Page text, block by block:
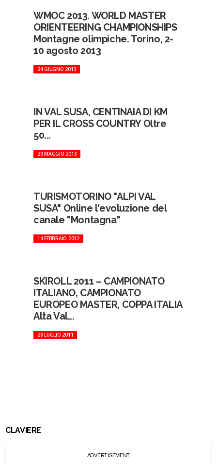
WMOC 2013. WORLD MASTER
ORIENTEERING CHAMPIONSHIPS
Montagne olimpiche. Torino, 2-
10 agosto 2013
24 GIUGNO 2013
IN VAL SUSA, CENTINAIA DI KM
PER IL CROSS COUNTRY Oltre
50...
29 MAGGIO 2013
TURISMOTORINO "ALPI VAL
SUSA" Online l'evoluzione del
canale "Montagna"
14 FEBBRAIO 2012
SKIROLL 2011 – CAMPIONATO
ITALIANO, CAMPIONATO
EUROPEO MASTER, COPPA ITALIA
Alta Val...
28 LUGLIO 2011
CLAVIERE
ADVERTISEMENT